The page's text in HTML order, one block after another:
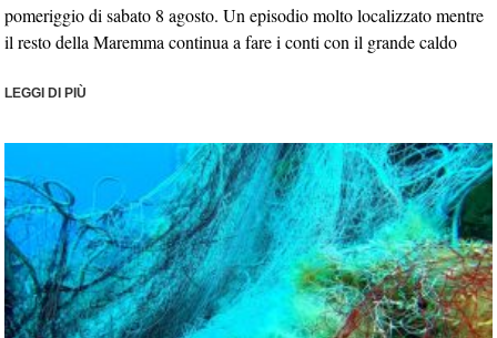
pomeriggio di sabato 8 agosto. Un episodio molto localizzato mentre
il resto della Maremma continua a fare i conti con il grande caldo
LEGGI DI PIÙ